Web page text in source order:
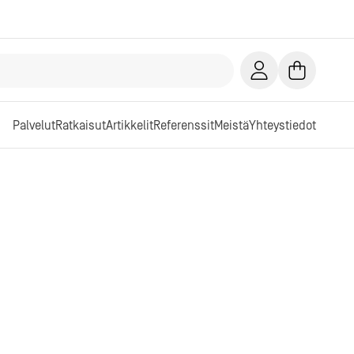
PalvelutRatkaisutArtikkelitReferenssitMeistäYhteystiedot